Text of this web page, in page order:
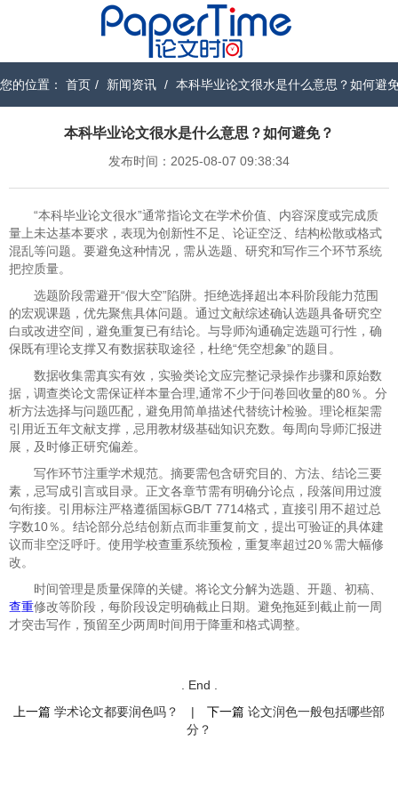
您的位置： 首页 / 新闻资讯 / 本科毕业论文很水是什么意思？如何避
本科毕业论文很水是什么意思？如何避免？
发布时间：2025-08-07 09:38:34
“本科毕业论文很水”通常指论文在学术价值、内容深度或完成质
量上未达基本要求，表现为创新性不足、论证空泛、结构松散或格式
混乱等问题。要避免这种情况，需从选题、研究和写作三个环节系统
把控质量。
选题阶段​​需避开“假大空”陷阱。拒绝选择超出本科阶段能力范围
的宏观课题，优先聚焦具体问题。通过文献综述确认选题具备研究空
白或改进空间，避免重复已有结论。与导师沟通确定选题可行性，确
保既有理论支撑又有数据获取途径，杜绝“凭空想象”的题目。
数据收集需真实有效，实验类论文应完整记录操作步骤和原始数
据，调查类论文需保证样本量合理,通常不少于问卷回收量的80％。分
析方法选择与问题匹配，避免用简单描述代替统计检验。理论框架需
引用近五年文献支撑，忌用教材级基础知识充数。每周向导师汇报进
展，及时修正研究偏差。
写作环节​​注重学术规范。摘要需包含研究目的、方法、结论三要
素，忌写成引言或目录。正文各章节需有明确分论点，段落间用过渡
句衔接。引用标注严格遵循国标GB/T 7714格式，直接引用不超过总
字数10％。结论部分总结创新点而非重复前文，提出可验证的具体建
议而非空泛呼吁。使用学校查重系统预检，重复率超过20％需大幅修
改。
时间管理​​是质量保障的关键。将论文分解为选题、开题、初稿、
查重修改等阶段，每阶段设定明确截止日期。避免拖延到截止前一周
才突击写作，预留至少两周时间用于降重和格式调整。
. End .
上一篇 学术论文都要润色吗？ | 下一篇 论文润色一般包括哪些部
分？